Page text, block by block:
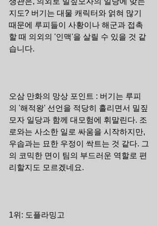
지도? 버기는 대물 캐릭터와 얽혀 많기
때문에 루피들이 사황이나 해군과 접촉
할 때 의외의 '인맥'을 살릴 수 있을 것 같
습니다.
오삼 만화의 망상 포인트 : 버기는 루피
의 '해적왕' 선언을 적당히 흘리면서 밀짚
모자 일당과 함께 대모험에 휘말린다. 조
로와는 사소한 일로 싸움을 시작하지만,
우솝과는 묘한 우정이 싹트는 것 같다. 그
의 코믹한 면이 팀의 부드러운 역할로 편
리할지도 모르겠네요.
1위: 도플라밍고